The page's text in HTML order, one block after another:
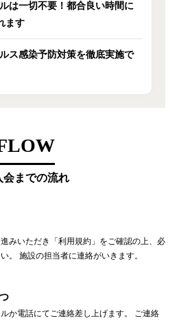
は一切不要！都合良い時間に
ます
ス感染予防対策を徹底実施で
会までの流れ
みいただき「利用規約」をご確認の上、必
。 施設の担当者に連絡がいきます。
か電話にてご連絡差し上げます。 ご連絡